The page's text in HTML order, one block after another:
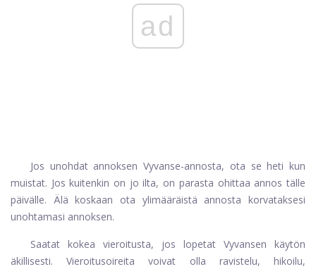
ad
Jos unohdat annoksen Vyvanse-annosta, ota se heti kun
muistat. Jos kuitenkin on jo ilta, on parasta ohittaa annos tälle
päivälle. Älä koskaan ota ylimääräistä annosta korvataksesi
unohtamasi annoksen.
Saatat kokea vieroitusta, jos lopetat Vyvansen käytön
äkillisesti. Vieroitusoireita voivat olla ravistelu, hikoilu,